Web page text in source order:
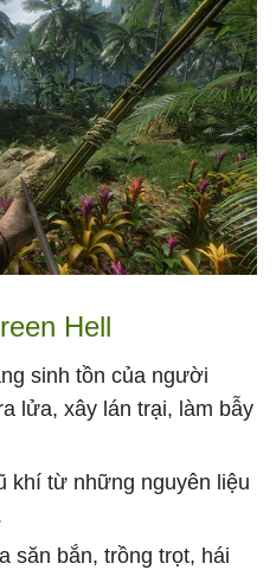
Hell
sinh tồn của người
lửa, xây lán trại, làm bẫy
khí từ những nguyên liệu
săn bắn, trồng trọt, hái